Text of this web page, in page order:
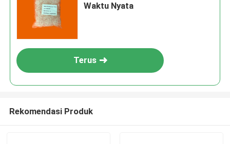
Waktu Nyata
Terus
Rekomendasi Produk